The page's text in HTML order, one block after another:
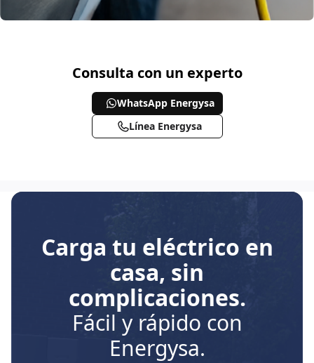
Consulta con un experto
WhatsApp Energysa
Línea Energysa
Carga tu eléctrico en
casa, sin
complicaciones.
Fácil y rápido con
Energysa.